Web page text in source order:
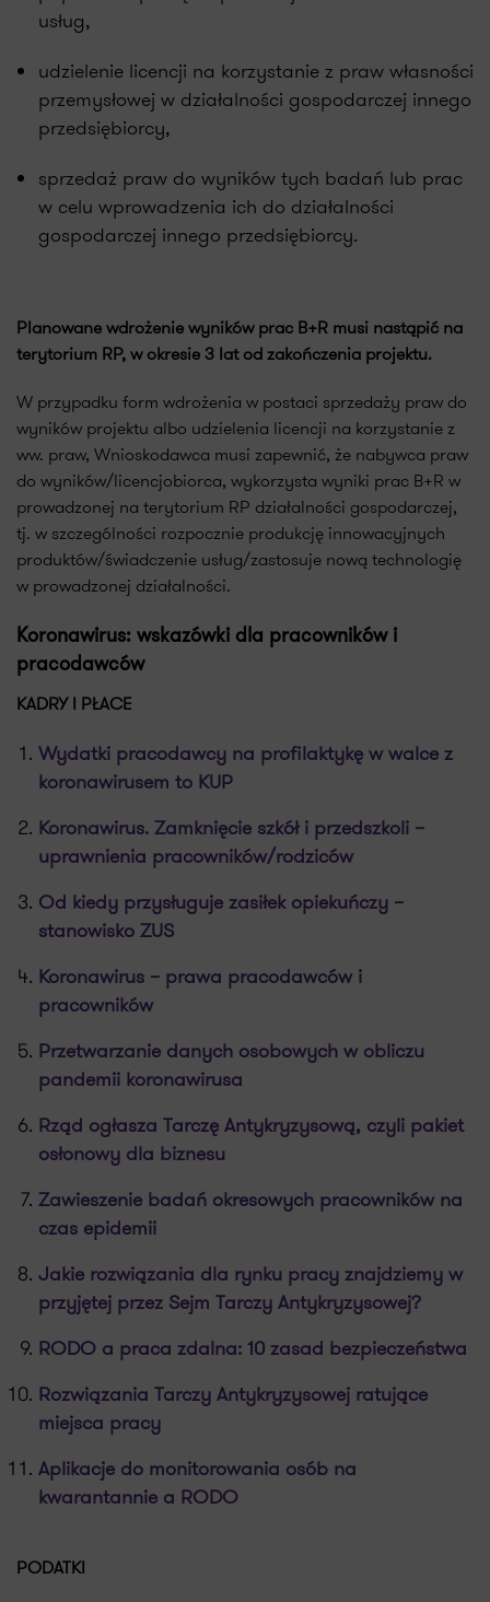
usług,
udzielenie licencji na korzystanie z praw własności
przemysłowej w działalności gospodarczej innego
przedsiębiorcy,
sprzedaż praw do wyników tych badań lub prac
w celu wprowadzenia ich do działalności
gospodarczej innego przedsiębiorcy.
Planowane wdrożenie wyników prac B+R musi nastąpić na
terytorium RP, w okresie 3 lat od zakończenia projektu.
W przypadku form wdrożenia w postaci sprzedaży praw do
wyników projektu albo udzielenia licencji na korzystanie z
ww. praw, Wnioskodawca musi zapewnić, że nabywca praw
do wyników/licencjobiorca, wykorzysta wyniki prac B+R w
prowadzonej na terytorium RP działalności gospodarczej,
tj. w szczególności rozpocznie produkcję innowacyjnych
produktów/świadczenie usług/zastosuje nową technologię
w prowadzonej działalności.
Koronawirus: wskazówki dla pracowników i
pracodawców
KADRY I PŁACE
Wydatki pracodawcy na profilaktykę w walce z
koronawirusem to KUP
Koronawirus. Zamknięcie szkół i przedszkoli –
uprawnienia pracowników/rodziców
Od kiedy przysługuje zasiłek opiekuńczy –
stanowisko ZUS
Koronawirus – prawa pracodawców i
pracowników
Przetwarzanie danych osobowych w obliczu
pandemii koronawirusa
Rząd ogłasza Tarczę Antykryzysową, czyli pakiet
osłonowy dla biznesu
Zawieszenie badań okresowych pracowników na
czas epidemii
Jakie rozwiązania dla rynku pracy znajdziemy w
przyjętej przez Sejm Tarczy Antykryzysowej?
RODO a praca zdalna: 10 zasad bezpieczeństwa
Rozwiązania Tarczy Antykryzysowej ratujące
miejsca pracy
Aplikacje do monitorowania osób na
kwarantannie a RODO
PODATKI